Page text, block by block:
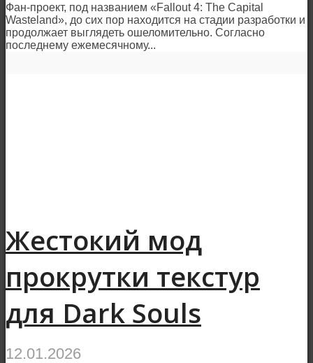
Фан-проект, под названием «Fallout 4: The Capital
Wasteland», до сих пор находится на стадии разработки и
продолжает выглядеть ошеломительно. Согласно
последнему ежемесячному...
Жестокий мод
прокрутки текстур
для Dark Souls
12.01.2026